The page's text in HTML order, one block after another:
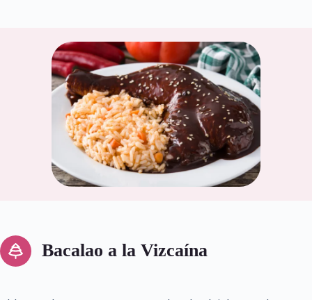
Bacalao a la Vizcaína